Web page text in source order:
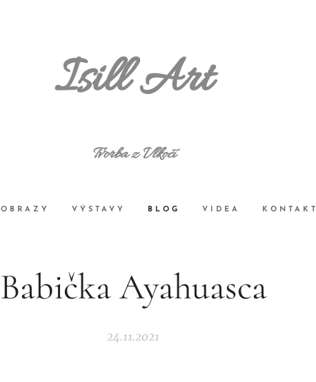
Isill Art
Tvorba z Vlkočí
OBRAZY VÝSTAVY BLOG VIDEA KONTAKT
Babička Ayahuasca
24.11.2021